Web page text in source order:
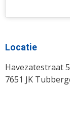
Locatie
Havezatestraat 5
7651 JK